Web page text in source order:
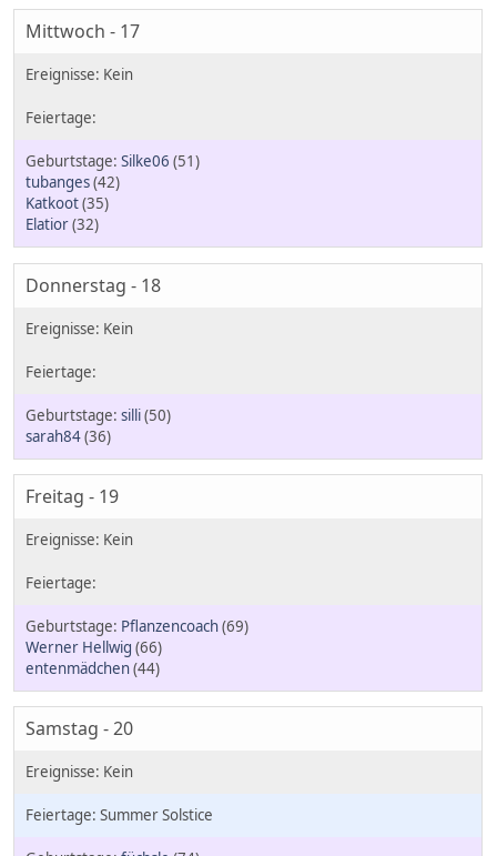
Mittwoch - 17
Silke06 (51)
tubanges(42)
Katkoot(35)
Elatior(32)
Donnerstag - 18
silli(50)
sarah84(36)
Freitag - 19
Pflanzencoach(69)
Werner Hellwig (66)
entenmädchen(44)
Samstag - 20
Summer Solstice